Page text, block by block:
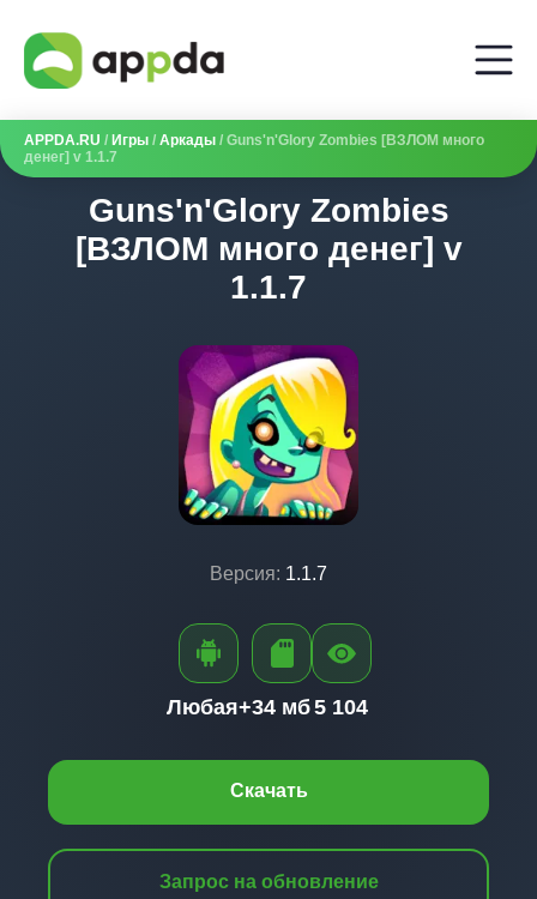
APPDA.RU / Игры / Аркады / Guns'n'Glory Zombies [ВЗЛОМ много
денег] v 1.1.7
Guns'n'Glory Zombies
[ВЗЛОМ много денег] v
1.1.7
Версия: 1.1.7
Скачать
Запрос на обновление
Любая+34 мб5 104